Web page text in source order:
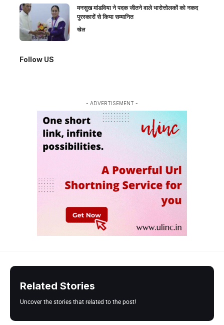
मनसुख मांडविया ने पदक जीतने वाले भारोत्तोलकों को नकद
पुरस्कारों से किया सम्मानित
खेल
Follow US
- ADVERTISEMENT -
Related Stories
Uncover the stories that related to the post!